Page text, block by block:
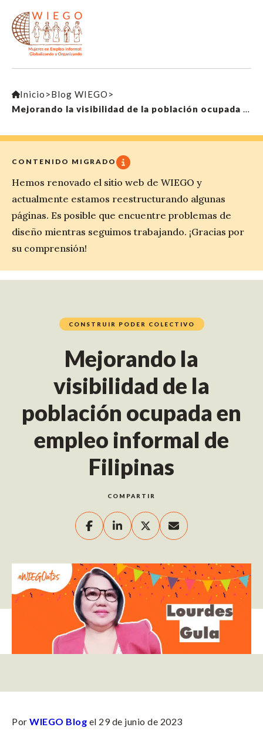
Inicio >Blog WIEGO >
Mejorando la visibilidad de la población ocupada en empleo informal de Filipinas
CONTENIDO MIGRADO
Hemos renovado el sitio web de WIEGO y
actualmente estamos reestructurando algunas
páginas. Es posible que encuentre problemas de
diseño mientras seguimos trabajando. ¡Gracias por
su comprensión!
CONSTRUIR PODER COLECTIVO
Mejorando la
visibilidad de la
población ocupada en
empleo informal de
Filipinas
COMPARTIR
Por WIEGO Blog el 29 de junio de 2023